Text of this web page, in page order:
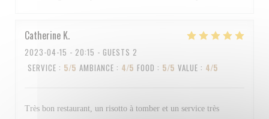
Catherine K
2023-04-15 - 20:15 - GUESTS 2
SERVICE : 5/5 AMBIANCE : 4/5 FOOD : 5/5 VALUE : 4/5
Très bon restaurant, un risotto à tomber et un service très